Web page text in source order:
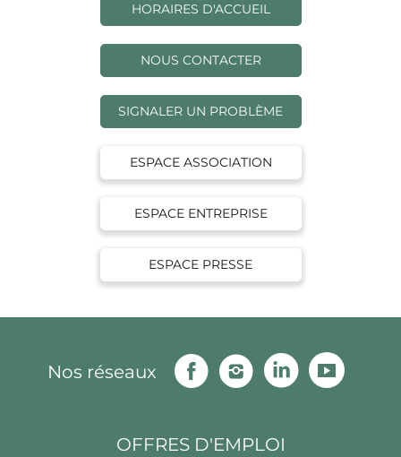
HORAIRES D'ACCUEIL
NOUS CONTACTER
SIGNALER UN PROBLÈME
ESPACE ASSOCIATION
ESPACE ENTREPRISE
ESPACE PRESSE
Nos réseaux
FacebookInstagramLinkedin
OFFRES D'EMPLOI